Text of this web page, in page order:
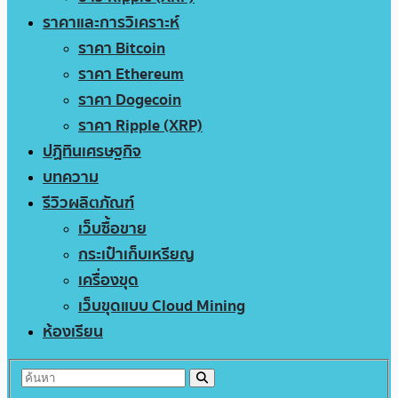
ราคาและการวิเคราะห์
ราคา Bitcoin
ราคา Ethereum
ราคา Dogecoin
ราคา Ripple (XRP)
ปฏิทินเศรษฐกิจ
บทความ
รีวิวผลิตภัณฑ์
เว็บซื้อขาย
กระเป๋าเก็บเหรียญ
เครื่องขุด
เว็บขุดแบบ Cloud Mining
ห้องเรียน